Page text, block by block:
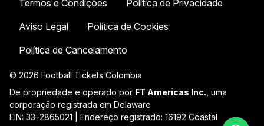
Termos e Condições
Política de Privacidade
Aviso Legal
Política de Cookies
Política de Cancelamento
© 2026 Football Tickets Colombia
De propriedade e operado por FT Americas Inc. , uma
corporação registrada em Delaware
EIN: 33–2865021 | Endereço registrado: 16192 Coastal